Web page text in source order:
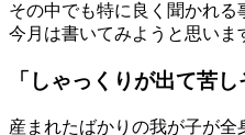
その中でも特に良く聞かれる
今月は書いてみようと思いま
「しゃっくりが出て苦
産まれたばかりの我が子が全